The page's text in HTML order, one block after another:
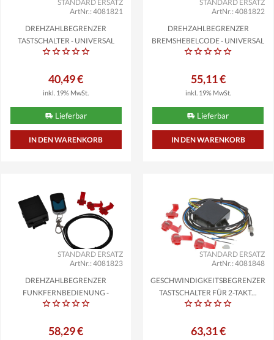
ArtNr.: 4081821
STANDARD ERSATZ
DREHZAHLBEGRENZER
TASTSCHALTER - UNIVERSAL
40,49 €
inkl. 19% MwSt.
Lieferbar
ArtNr.: 4081822
STANDARD ERSATZ
DREHZAHLBEGRENZER
BREMSHEBELCODE - UNIVERSAL
55,11 €
inkl. 19% MwSt.
Lieferbar
ArtNr.: 4081823
STANDARD ERSATZ
DREHZAHLBEGRENZER
FUNKFERNBEDIENUNG -
UNIVERSAL...
58,29 €
ArtNr.: 4081848
STANDARD ERSATZ
GESCHWINDIGKEITSBEGRENZER
TASTSCHALTER FÜR 2-TAKT...
63,31 €